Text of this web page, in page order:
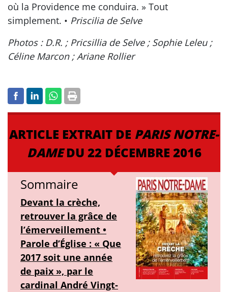
où la Providence me conduira. » Tout
simplement. • Priscilia de Selve
Photos : D.R. ; Pricsillia de Selve ; Sophie Leleu ;
Céline Marcon ; Ariane Rollier
ARTICLE EXTRAIT DE PARIS NOTRE-
DAMEDU 22 DÉCEMBRE 2016
Sommaire
Devant la crèche,
retrouver la grâce de
l’émerveillement •
Parole d’Église : « Que
2017 soit une année
de paix », par le
cardinal André Vingt-